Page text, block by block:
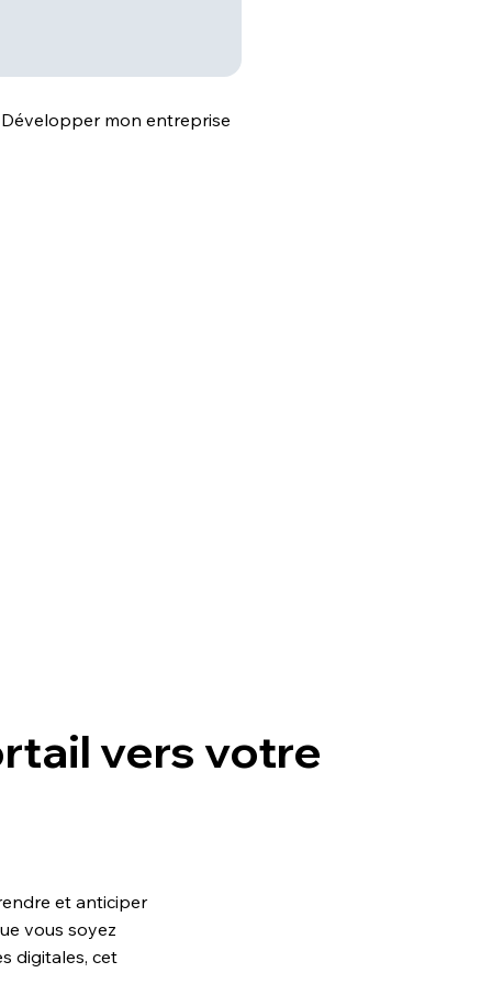
Développer mon entreprise
vers votre
et anticiper
vous soyez
digitales, cet